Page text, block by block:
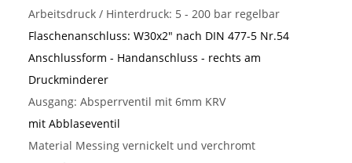
Arbeitsdruck / Hinterdruck: 5 - 200 bar regelbar
Flaschenanschluss: W30x2" nach DIN 477-5 Nr.54
Anschlussform - Handanschluss - rechts am
Druckminderer
Ausgang: Absperrventil mit 6mm KRV
mit Abblaseventil
Material Messing vernickelt und verchromt